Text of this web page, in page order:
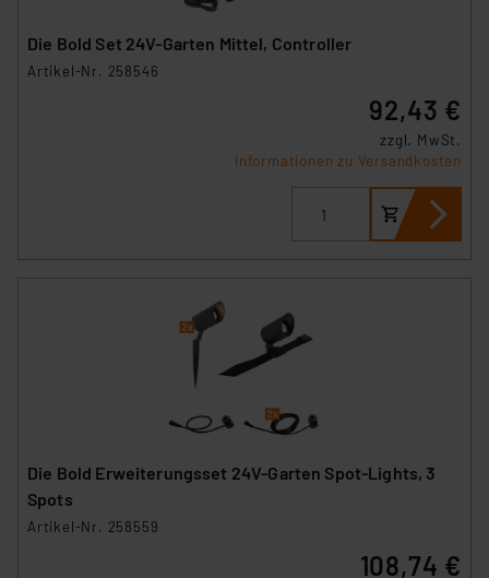
Die Bold Set 24V-Garten Mittel, Controller
Artikel-Nr. 258546
92,43 €
zzgl. MwSt.
Informationen zu Versandkosten
Die Bold Erweiterungsset 24V-Garten Spot-Lights, 3
Spots
Artikel-Nr. 258559
108,74 €